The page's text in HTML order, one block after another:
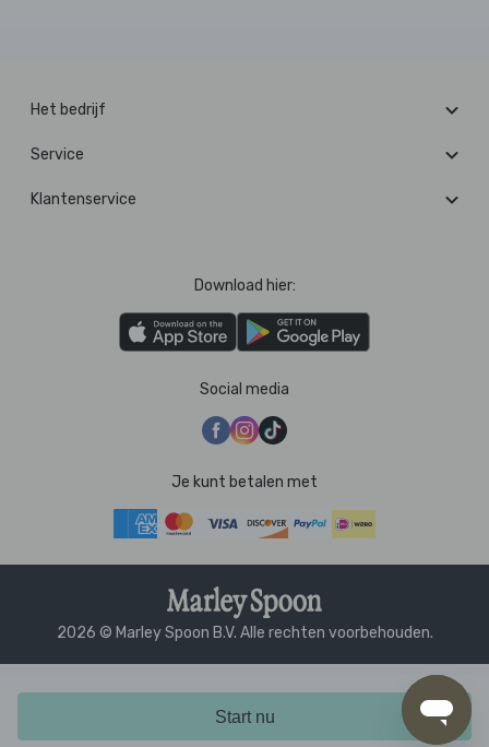
Start nu
Het bedrijf
Service
Klantenservice
Download hier:
Social media
Je kunt betalen met
2026 © Marley Spoon B.V. Alle rechten voorbehouden.